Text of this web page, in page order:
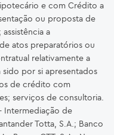
e com Crédito a
ou proposta de
a
atos preparatórios ou
relativamente a
por si apresentados
de crédito com
serviços de consultoria.
Intermediação de
Totta, S.A.; Banco